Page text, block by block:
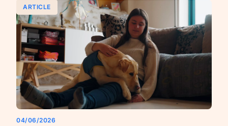
ARTICLE
04/06/2026